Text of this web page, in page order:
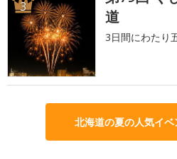
3
道
3日間にわたり
北海道の夏の人気イ